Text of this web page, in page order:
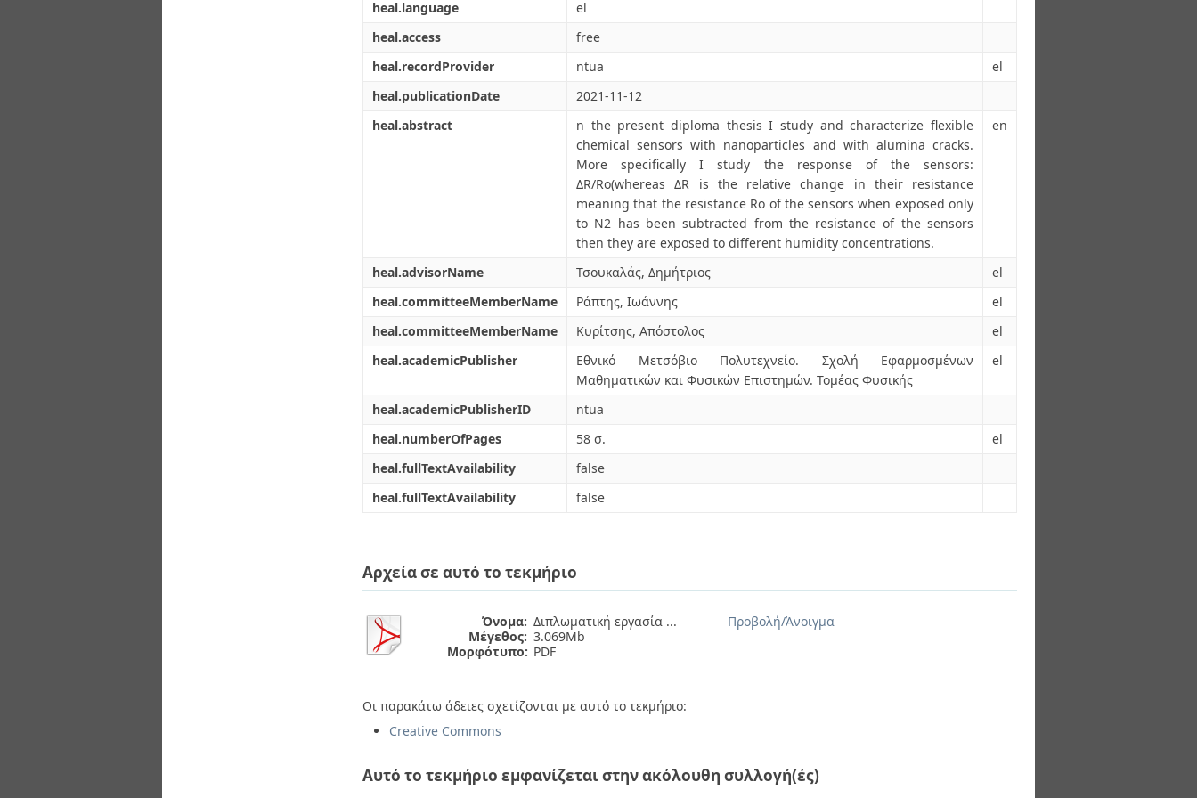
heal.language
el
heal.access
free
heal.recordProvider
ntua
el
heal.publicationDate
2021-11-12
heal.abstract
n the present diploma thesis I study and characterize flexible
chemical sensors with nanoparticles and with alumina cracks.
More specifically I study the response of the sensors:
ΔR/Ro(whereas ΔR is the relative change in their resistance
meaning that the resistance Ro of the sensors when exposed only
to N2 has been subtracted from the resistance of the sensors
then they are exposed to different humidity concentrations.
en
heal.advisorName Τσουκαλάς, Δημήτριος
el
heal.committeeMemberName
Ράπτης, Ιωάννης
el
heal.committeeMemberName
Κυρίτσης, Απόστολος
el
heal.academicPublisher
Εθνικό Μετσόβιο Πολυτεχνείο. Σχολή Εφαρμοσμένων
Μαθηματικών και Φυσικών Επιστημών. Τομέας Φυσικής
el
heal.academicPublisherID
ntua
heal.numberOfPages
58 σ.
el
heal.fullTextAvailability
false
heal.fullTextAvailability
false
Αρχεία σε αυτό το τεκμήριο
Όνομα: Διπλωματική εργασία ...
Μέγεθος: 3.069Mb
Μορφότυπο: PDF
Προβολή/Άνοιγμα
Οι παρακάτω άδειες σχετίζονται με αυτό το τεκμήριο:
Creative Commons
Αυτό το τεκμήριο εμφανίζεται στην ακόλουθη συλλογή(ές)